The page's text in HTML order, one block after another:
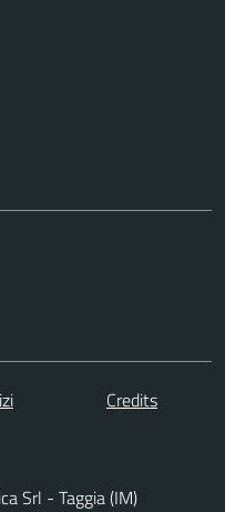
Credits
Srl - Taggia (IM)